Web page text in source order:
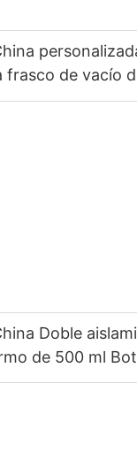
frasco de vacío
deportiva
Doble
de 500 ml
inoxidable